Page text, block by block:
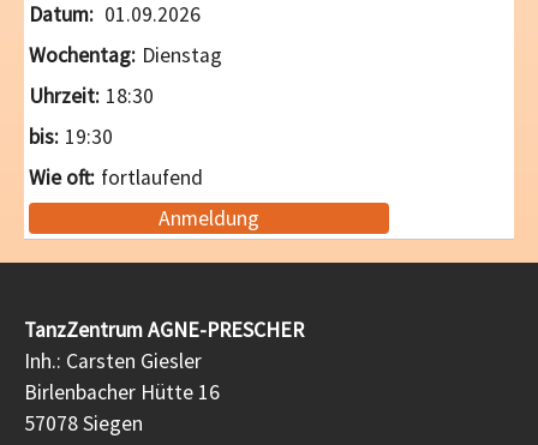
01.09.2026
Dienstag
18:30
19:30
fortlaufend
Anmeldung
TanzZentrum AGNE-PRESCHER
Inh.: Carsten Giesler
Birlenbacher Hütte 16
57078 Siegen